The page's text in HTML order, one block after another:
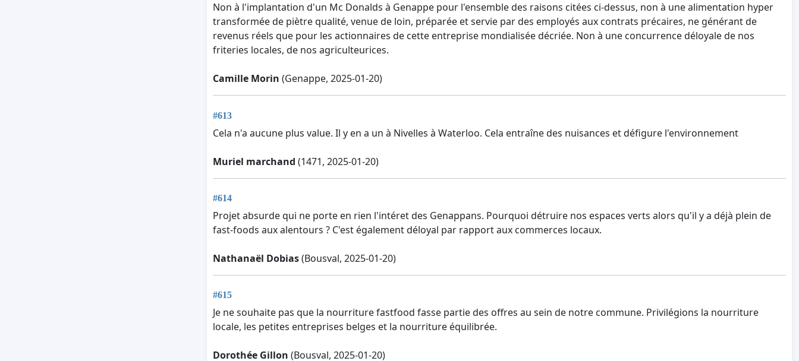
Non à l'implantation d'un Mc Donalds à Genappe pour l'ensemble des raisons citées ci-dessus, non à une alimentation hyper
transformée de piètre qualité, venue de loin, préparée et servie par des employés aux contrats précaires, ne générant de
revenus réels que pour les actionnaires de cette entreprise mondialisée décriée. Non à une concurrence déloyale de nos
friteries locales, de nos agriculteurices.
Camille Morin (Genappe, 2025-01-20)
#613
Cela n'a aucune plus value. Il y en a un à Nivelles à Waterloo. Cela entraîne des nuisances et défigure l'environnement
Muriel marchand (1471, 2025-01-20)
#614
Projet absurde qui ne porte en rien l'intéret des Genappans. Pourquoi détruire nos espaces verts alors qu'il y a déjà plein de
fast-foods aux alentours ? C'est également déloyal par rapport aux commerces locaux.
Nathanaël Dobias(Bousval, 2025-01-20)
#615
Je ne souhaite pas que la nourriture fastfood fasse partie des offres au sein de notre commune. Privilégions la nourriture
locale, les petites entreprises belges et la nourriture équilibrée.
Dorothée Gillon (Bousval, 2025-01-20)